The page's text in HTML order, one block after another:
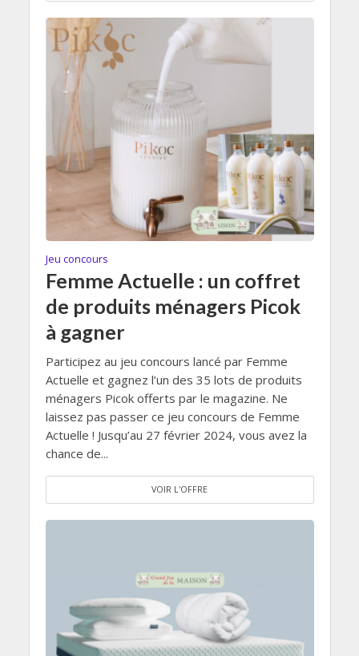
Jeu concours
Femme Actuelle : un coffret
de produits ménagers Picok
à gagner
Participez au jeu concours lancé par Femme
Actuelle et gagnez l’un des 35 lots de produits
ménagers Picok offerts par le magazine. Ne
laissez pas passer ce jeu concours de Femme
Actuelle ! Jusqu’au 27 février 2024, vous avez la
chance de...
VOIR L'OFFRE